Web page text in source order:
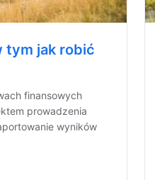
tym jak robić
finansowych
prowadzenia
wyników